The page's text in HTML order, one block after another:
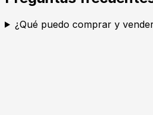
¿Qué puedo comprar y